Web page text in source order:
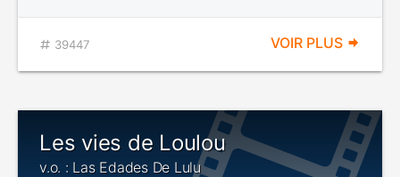
39447 VOIR PLUS
Les vies de Loulou
v.o. : Las Edades De Lulu